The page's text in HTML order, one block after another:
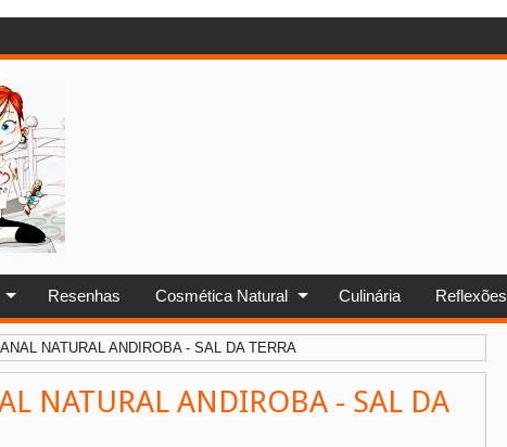
Resenhas Cosmética Natural Culinária Reflexões
NATURAL ANDIROBA - SAL DA TERRA
NATURAL ANDIROBA - SAL DA